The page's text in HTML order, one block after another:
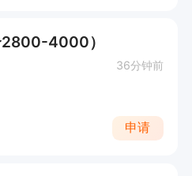
2800-4000）
36分钟前
申请